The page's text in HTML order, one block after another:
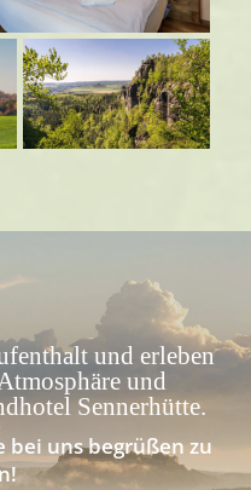
und erleben
und
Sennerhütte.
bei uns begrüßen zu